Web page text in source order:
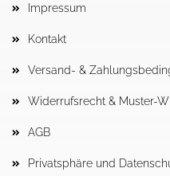
Impressum
Kontakt
Versand- &
Widerrufsrecht & Muster-
AGB
Privatsphäre und